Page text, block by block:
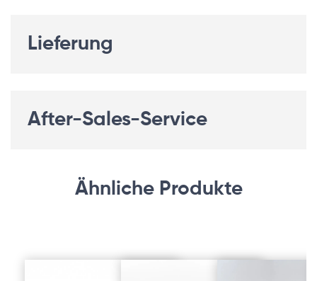
Lieferung
After-Sales-Service
Ähnliche Produkte